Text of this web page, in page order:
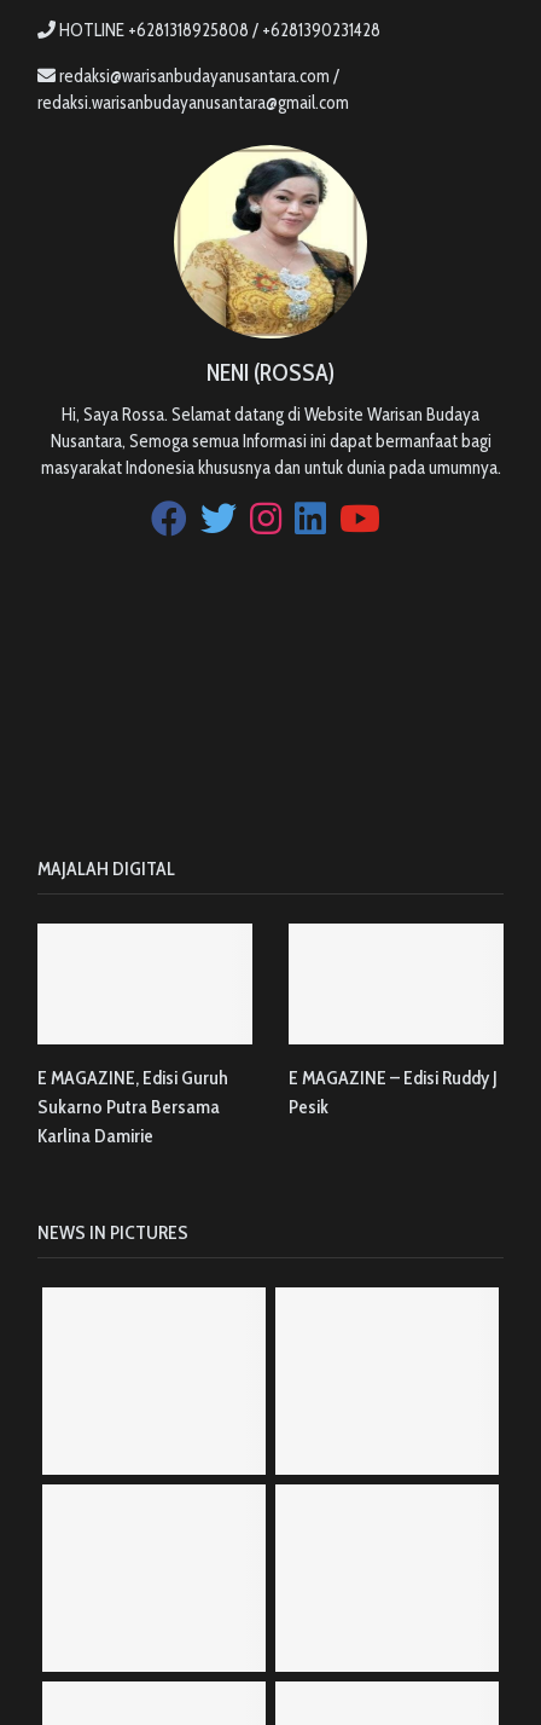
HOTLINE +6281318925808 / +6281390231428
redaksi@warisanbudayanusantara.com /
redaksi.warisanbudayanusantara@gmail.com
NENI (ROSSA)
Hi, Saya Rossa. Selamat datang di Website Warisan Budaya
Nusantara, Semoga semua Informasi ini dapat bermanfaat bagi
masyarakat Indonesia khususnya dan untuk dunia pada umumnya.
MAJALAH DIGITAL
E MAGAZINE, Edisi Guruh
Sukarno Putra Bersama
Karlina Damirie
E MAGAZINE – Edisi Ruddy J
Pesik
NEWS IN PICTURES